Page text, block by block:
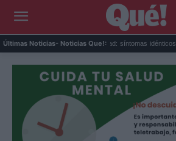
Últimas Noticias- Noticias Que!:
Calor extremo y ansiedad: síntomas idénticos que a...